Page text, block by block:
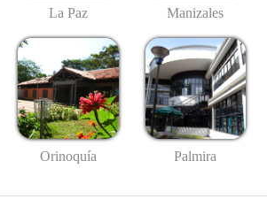
La Paz Manizales
Orinoquía Palmira